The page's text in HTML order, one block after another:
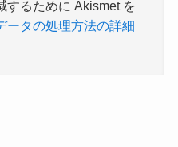
するために Akismet を
ータの処理方法の詳細